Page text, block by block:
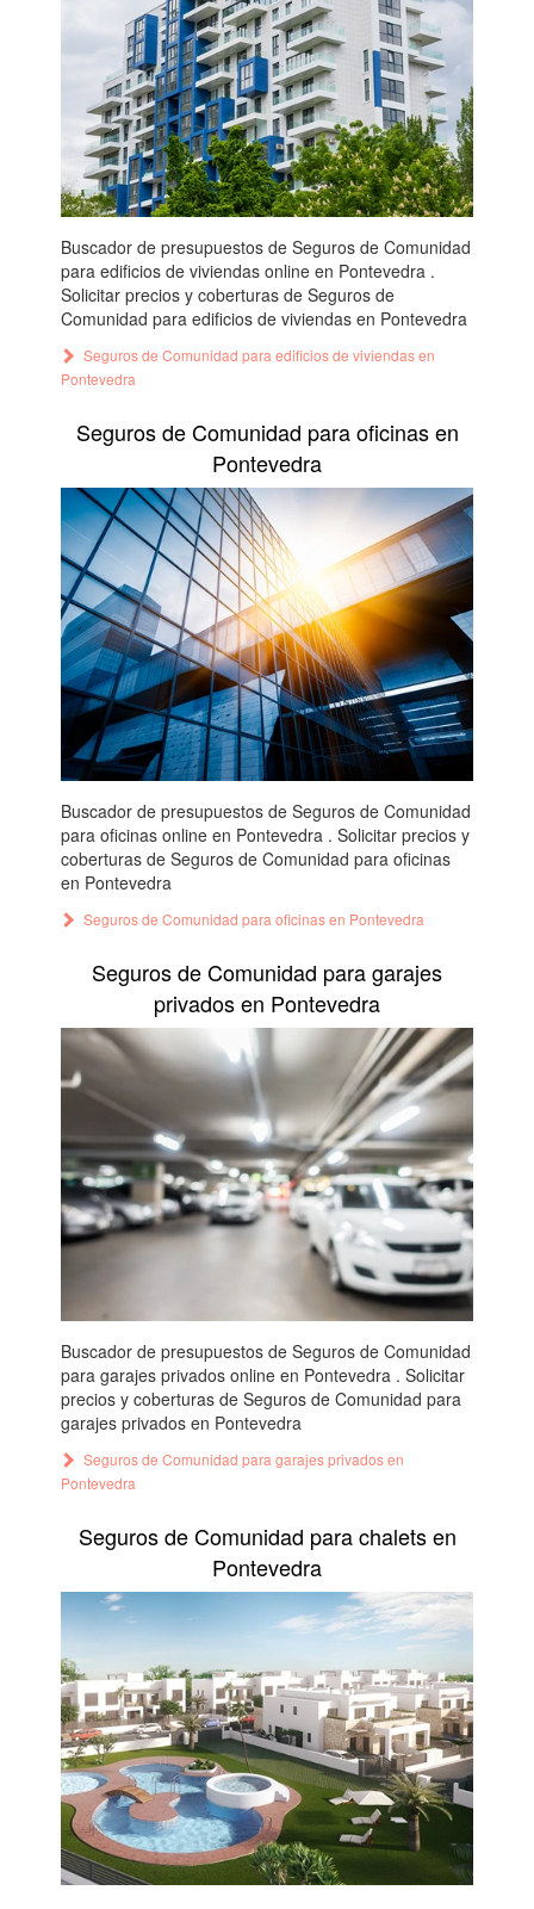
Buscador de presupuestos de Seguros de Comunidad
para edificios de viviendas online en Pontevedra .
Solicitar precios y coberturas de Seguros de
Comunidad para edificios de viviendas en Pontevedra
Seguros de Comunidad para edificios de viviendas en
Pontevedra
Seguros de Comunidad para oficinas en
Pontevedra
Buscador de presupuestos de Seguros de Comunidad
para oficinas online en Pontevedra . Solicitar precios y
coberturas de Seguros de Comunidad para oficinas
en Pontevedra
Seguros de Comunidad para oficinas en Pontevedra
Seguros de Comunidad para garajes
privados en Pontevedra
Buscador de presupuestos de Seguros de Comunidad
para garajes privados online en Pontevedra . Solicitar
precios y coberturas de Seguros de Comunidad para
garajes privados en Pontevedra
Seguros de Comunidad para garajes privados en
Pontevedra
Seguros de Comunidad para chalets en
Pontevedra